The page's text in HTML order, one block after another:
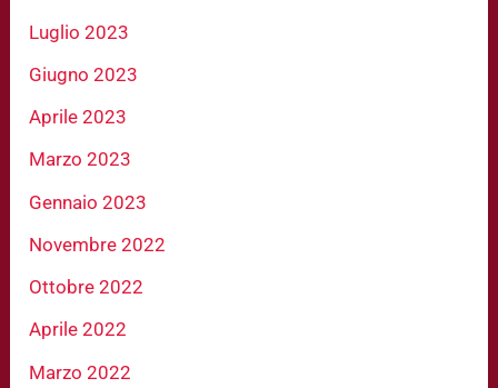
Luglio 2023
Giugno 2023
Aprile 2023
Marzo 2023
Gennaio 2023
Novembre 2022
Ottobre 2022
Aprile 2022
Marzo 2022